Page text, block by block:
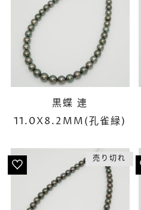
黒蝶 連
11.0X8.2MM(孔雀緑)
売り切れ